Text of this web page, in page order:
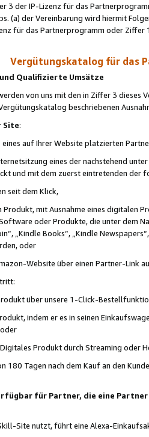
3 der IP-Lizenz für das
(a) der Vereinbarung wird hiermit
für das Partnerprogramm oder
Vergütungskatalog für das
Qualifizierte Umsätze
von uns mit den in Ziffer 3
beschriebenen
Site:
auf Ihrer Website platzierten
eines der nachstehend
und mit dem zuerst eintretenden der
seit dem Klick,
mit Ausnahme eines digitalen
oder Produkte, die unter dem
„Kindle Books“, „Kindle
oder
Website über einen Partner-Link
über unsere 1-Click-
indem er es in seinen
Produkt durch Streaming oder
Tagen nach dem Kauf an den
für Partner, die eine
Site nutzt, führt eine Alexa-